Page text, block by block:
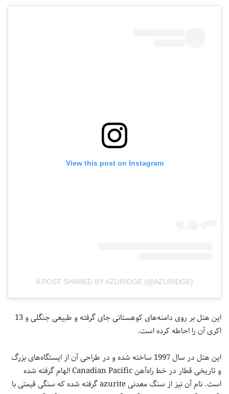
View this post on Instagram
A POST SHARED BY AZURIDGE (@AZURIDGE)
این هتل بر روی دامنه‌های کوهستانی جای گرفته و طبیعی جنگلی و 13
اکری آن را احاطه کرده است.
این هتل در سال 1997 ساخته شده و در طراحی‌ آن از ایستگاه‌های بزرگ
و تاریخی قطار در خط راه‌آهن Canadian Pacific الهام گرفته شده
است. نام آن نیز از سنگ معدنی azurite گرفته شده که سنگی قیمتی با